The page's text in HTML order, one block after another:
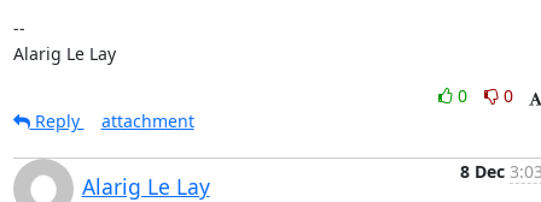
--
Alarig Le Lay
0
0
Reply
attachment
Alarig Le Lay
8 Dec